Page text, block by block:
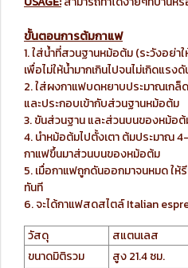
ขั้นตอนการต้มกาแฟ
1. ใส่น้ำที่สวนฐานหม้อต้ม (ระวังอย่า
เพื่อไม่ให้น้ำมากเกินไปจนไม่เกิดแร
2. ใส่ผงกาแฟบดหยาบประมาณเกล็
และประกอบเข้ากับส่วนฐานหม้อต้ม
3. ขันส่วนฐาน และส่วนบนของหม้อต้
4. นำหม้อต้มไปตั้งเตา ต้มประมาณ
กาแฟขึ้นมาส่วนบนของหม้อต้ม
5. เมื่อกาแฟถูกดันออกมาจนหมด ใ
ทันที
6. จะได้กาแฟสดสไตล์ Italian
วัสดุ
สแตนเลส
ขนาดมิติรวม
สูง 21.4 ซม.